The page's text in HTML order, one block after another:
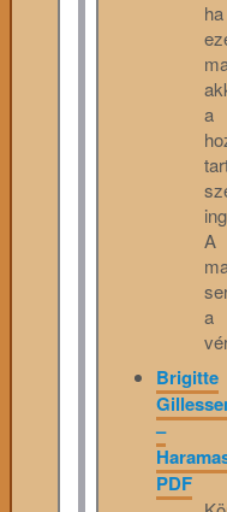
ha
a
A
a
Brigitte
–
PDF